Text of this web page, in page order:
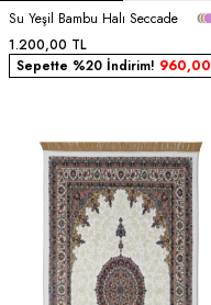
Su Yeşil Bambu Halı Seccade
1.200,00 TL
Sepette %20 İndirim! 960,00